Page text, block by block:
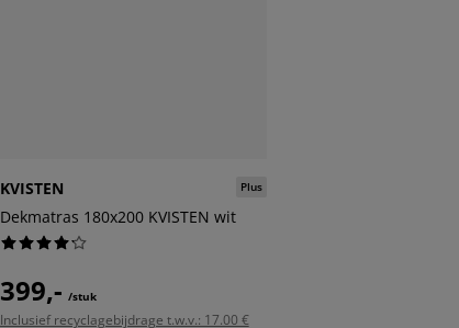
Plus
KVISTEN
Dekmatras 180x200 KVISTEN wit
399,- /stuk
Inclusief recyclagebijdrage t.w.v.: 17.00 €